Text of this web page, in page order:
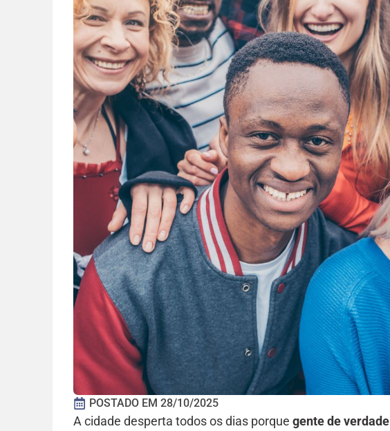
POSTADO EM28/10/2025
A cidade desperta todos os dias porquegente de verdade